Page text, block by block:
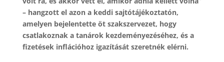
– hangzott el azon a keddi sajtótájékoztatón,
amelyen bejelentette öt szakszervezet, hogy
csatlakoznak a tanárok kezdeményezéséhez, és a
fizetések inflációhoz igazítását szeretnék elérni.